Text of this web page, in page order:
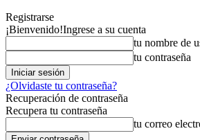
Registrarse
¡Bienvenido!Ingrese a su cuenta
tu nombre de
tu contraseña
¿Olvidaste tu contraseña?
Recuperación de contraseña
Recupera tu contraseña
tu correo